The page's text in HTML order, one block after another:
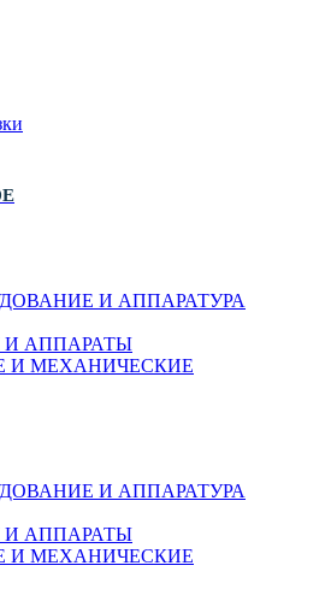
И АППАРАТУРА
АППАРАТЫ
И МЕХАНИЧЕСКИЕ
И АППАРАТУРА
АППАРАТЫ
И МЕХАНИЧЕСКИЕ